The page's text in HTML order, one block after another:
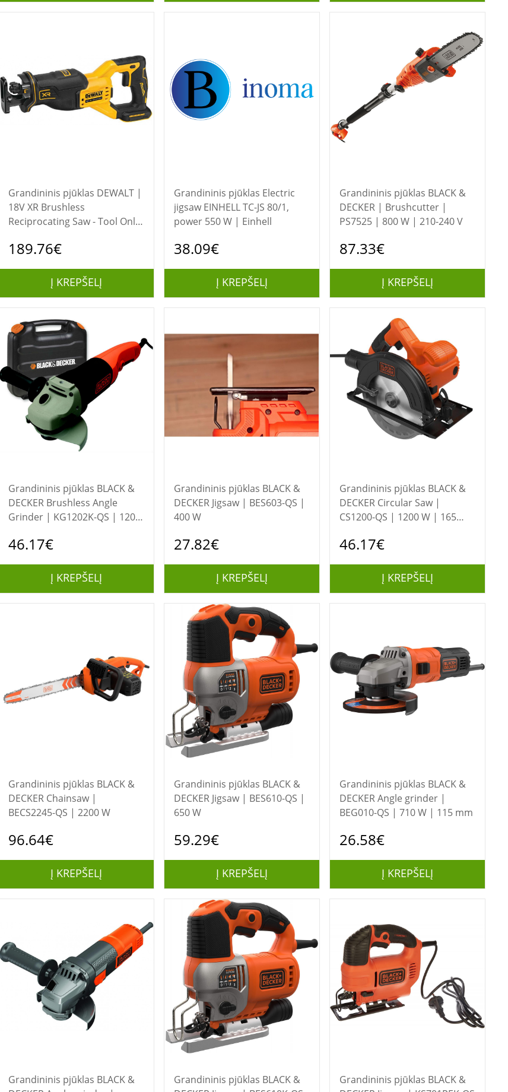
Grandininis pjūklas DEWALT |
18V XR Brushless
Reciprocating Saw - Tool Only
189.76€
Į KREPŠELĮ
Grandininis pjūklas Electric
jigsaw EINHELL TC-JS 80/1,
power 550 W | Einhell
38.09€
Į KREPŠELĮ
Grandininis pjūklas BLACK &
DECKER | Brushcutter |
PS7525 | 800 W | 210-240 V
87.33€
Į KREPŠELĮ
Grandininis pjūklas BLACK &
DECKER Brushless Angle
Grinder | KG1202K-QS | 1200
46.17€
Į KREPŠELĮ
Grandininis pjūklas BLACK &
DECKER Jigsaw | BES603-QS |
400 W
27.82€
Į KREPŠELĮ
Grandininis pjūklas BLACK &
DECKER Circular Saw |
CS1200-QS | 1200 W | 165
46.17€
Į KREPŠELĮ
Grandininis pjūklas BLACK &
DECKER Chainsaw |
BECS2245-QS | 2200 W
96.64€
Į KREPŠELĮ
Grandininis pjūklas BLACK &
DECKER Jigsaw | BES610-QS |
650 W
59.29€
Į KREPŠELĮ
Grandininis pjūklas BLACK &
DECKER Angle grinder |
BEG010-QS | 710 W | 115 mm
26.58€
Į KREPŠELĮ
Grandininis pjūklas BLACK &
Grandininis pjūklas BLACK &
Grandininis pjūklas BLACK &